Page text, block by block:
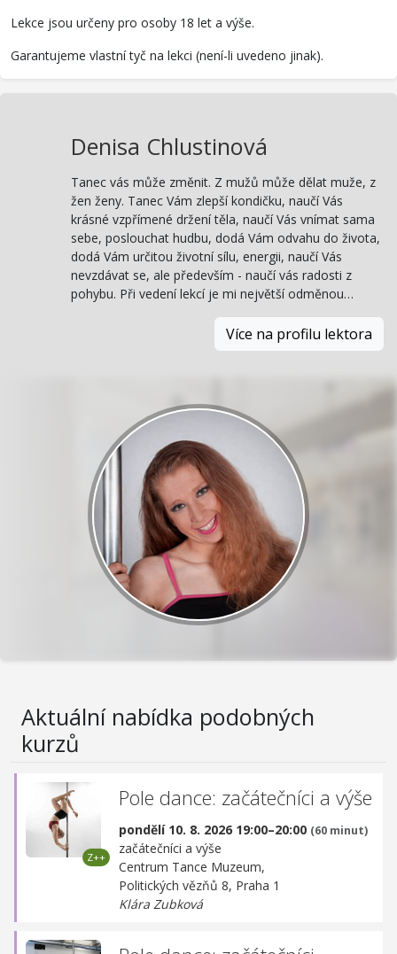
Lekce jsou určeny pro osoby 18 let a výše.
Garantujeme vlastní tyč na lekci (není-li uvedeno jinak).
Denisa Chlustinová
Tanec vás může změnit. Z mužů může dělat muže, z
žen ženy. Tanec Vám zlepší kondičku, naučí Vás
krásné vzpřímené držení těla, naučí Vás vnímat sama
sebe, poslouchat hudbu, dodá Vám odvahu do života,
dodá Vám určitou životní sílu, energii, naučí Vás
nevzdávat se, ale především - naučí vás radosti z
pohybu. Při vedení lekcí je mi největší odměnou…
Více na profilu lektora
Aktuální nabídka podobných
kurzů
Pole dance: začátečníci a výše
pondělí 10. 8. 2026 19:00–20:00 (60 minut)
začátečníci a výše
Centrum Tance Muzeum,
Politických vězňů 8, Praha 1
Klára Zubková